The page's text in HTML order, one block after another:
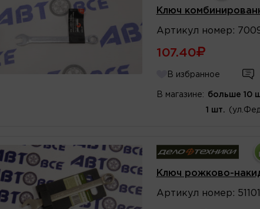
Ключ
Артикул номер :
107.40
В избранное
В магазине: больше 10
1 шт.
Ключ рожково-
Артикул номер :